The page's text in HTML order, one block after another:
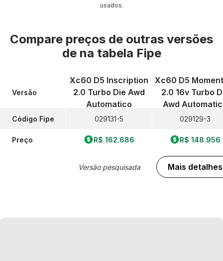
usados.
Compare preços de outras versões
de na tabela Fipe
Versão
Código Fipe
Preço
Xc60 D5 Inscription
2.0 Turbo Die Awd
Automatico
029131-5
R$ 162.686
Versão pesquisada
Xc60 D5
2.0 16v Turbo
Awd
029129-3
R$ 148.956
Mais detalhes